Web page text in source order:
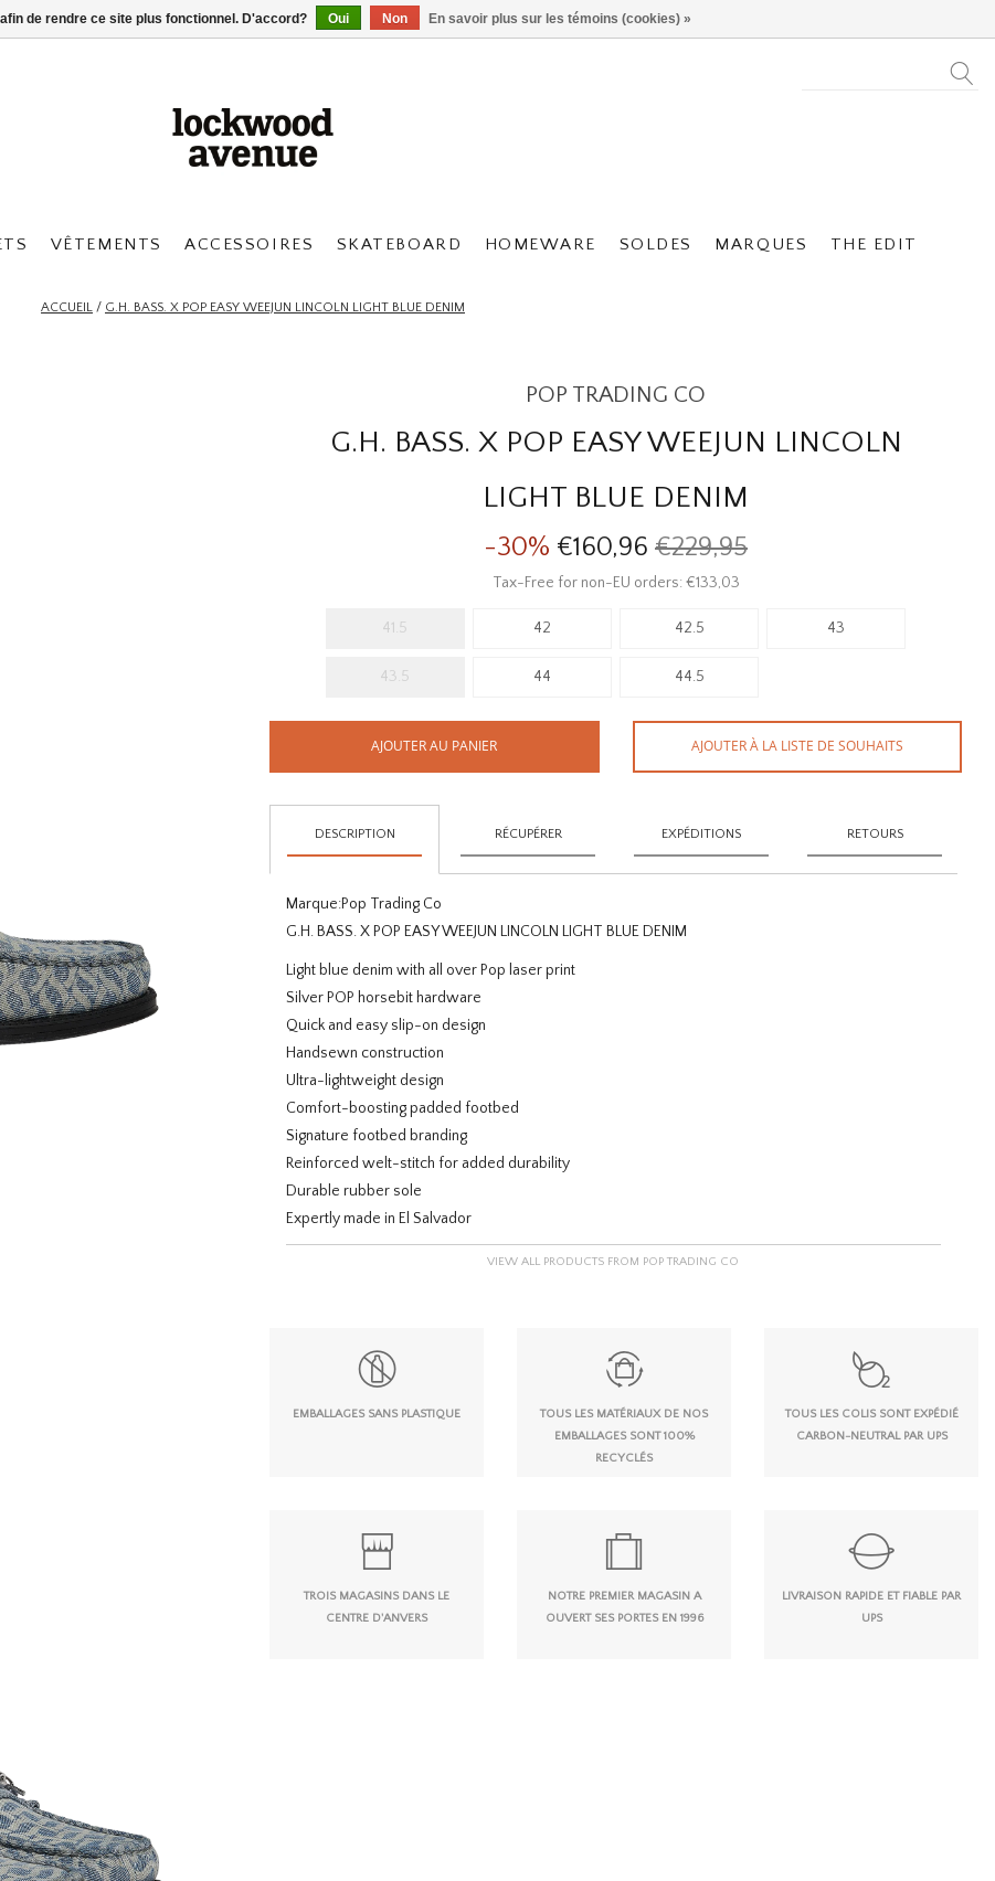
VÊTEMENTS ACCESSOIRES SKATEBOARD HOMEWARE SOLDES MARQUES THE EDIT
ACCUEIL / G.H. BASS. X POP EASY WEEJUN LINCOLN LIGHT BLUE DENIM
POP TRADING CO
G.H. BASS. X POP EASY WEEJUN LINCOLN
LIGHT BLUE DENIM
-30% €160,96 €229,95
Tax-Free for non-EU orders: €133,03
41.5 42 42.5 43
43.5 44 44.5
AJOUTER AU PANIER AJOUTER À LA LISTE DE SOUHAITS
DESCRIPTION RÉCUPÉRER EXPÉDITIONS RETOURS
Marque:Pop Trading Co
G.H. BASS. X POP EASY WEEJUN LINCOLN LIGHT BLUE DENIM
Light blue denim with all over Pop laser print
Silver POP horsebit hardware
Quick and easy slip-on design
Handsewn construction
Ultra-lightweight design
Comfort-boosting padded footbed
Signature footbed branding
Reinforced welt-stitch for added durability
Durable rubber sole
Expertly made in El Salvador
VIEW ALL PRODUCTS FROM POP TRADING CO
EMBALLAGES SANS PLASTIQUE
TOUS LES MATÉRIAUX DE NOS
EMBALLAGES SONT 100%
RECYCLÉS
TOUS LES COLIS SONT EXPÉDIÉ
CARBON-NEUTRAL PAR UPS
TROIS MAGASINS DANS LE
CENTRE D'ANVERS
NOTRE PREMIER MAGASIN A
OUVERT SES PORTES EN 1996
LIVRAISON RAPIDE ET FIABLE PAR
UPS
de rendre ce site plus fonctionnel. D'accord? Oui Non En savoir plus sur les témoins (cookies) »